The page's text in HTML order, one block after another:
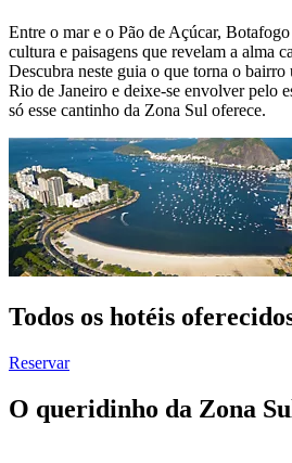
Entre o mar e o Pão de Açúcar,
cultura e paisagens que revelam a alma
Descubra neste guia o que torna o
Rio de Janeiro e deixe-se envolver pelo
só esse cantinho da Zona Sul oferece.
Todos os hotéis
Reservar
O queridinho da Zona